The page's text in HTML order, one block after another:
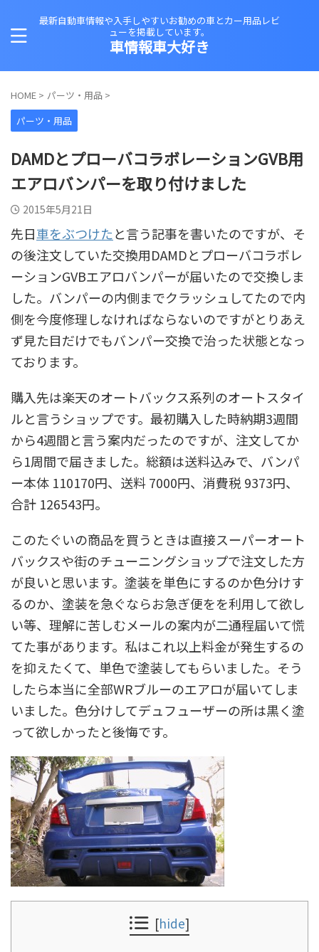
最新自動車情報や入手しやすいお勧めの車とカー用品レビ
ューを掲載しています。
車情報車大好き
HOME > パーツ・用品 >
パーツ・用品
DAMDとプローバコラボレーションGVB用
エアロバンパーを取り付けました
2015年5月21日
先日車をぶつけたと言う記事を書いたのですが、そ
の後注文していた交換用DAMDとプローバコラボレ
ーションGVBエアロバンパーが届いたので交換しま
した。バンパーの内側までクラッシュしてたので内
側を今度修理しなければならないのですがとりあえ
ず見た目だけでもバンパー交換で治った状態となっ
ております。
購入先は楽天のオートバックス系列のオートスタイ
ルと言うショップです。最初購入した時納期3週間
から4週間と言う案内だったのですが、注文してか
ら1周間で届きました。総額は送料込みで、バンパ
ー本体 110170円、送料 7000円、消費税 9373円、
合計 126543円。
このたぐいの商品を買うときは直接スーパーオート
バックスや街のチューニングショップで注文した方
が良いと思います。塗装を単色にするのか色分けす
るのか、塗装を急ぐならお急ぎ便をを利用して欲し
い等、理解に苦しむメールの案内が二通程届いて慌
てた事があります。私はこれ以上料金が発生するの
を抑えたくて、単色で塗装してもらいました。そう
したら本当に全部WRブルーのエアロが届いてしま
いました。色分けしてデュフューザーの所は黒く塗
って欲しかったと後悔です。
[hide]